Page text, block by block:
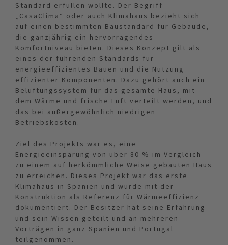
Standard erfüllen wollte. Der Begriff
„CasaClima“ oder auch Klimahaus bezieht sich
auf einen bestimmten Baustandard für Gebäude,
die ganzjährig ein hervorragendes
Komfortniveau bieten. Dieses Konzept gilt als
eines der führenden Standards für
energieeffizientes Bauen und die Nutzung
effizienter Komponenten. Dazu gehört auch ein
Belüftungssystem für das gesamte Haus, mit
dem Wärme und frische Luft verteilt werden, und
das bei außergewöhnlich niedrigen
Betriebskosten.
Ziel des Projekts war es, eine
Energieeinsparung von über 80 % im Vergleich
zu einem auf herkömmliche Weise gebauten Haus
zu erreichen. Dieses Projekt war das erste
Klimahaus in Spanien und wurde mit der
Konstruktion als Referenz für Wärmeeffizienz
dokumentiert. Der Besitzer hat seine Erfahrung
und sein Wissen geteilt und an mehreren
Vorträgen in ganz Spanien und Portugal
teilgenommen.